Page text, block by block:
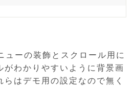
ューの装飾とスクロール用に
がわかりやすいように背景画
はデモ用の設定なので無く